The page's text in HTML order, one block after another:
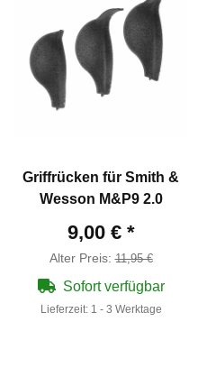
Griffrücken für Smith &
Wesson M&P9 2.0
9,00 € *
Alter Preis:11,95 €
Sofort verfügbar
Lieferzeit: 1 - 3 Werktage